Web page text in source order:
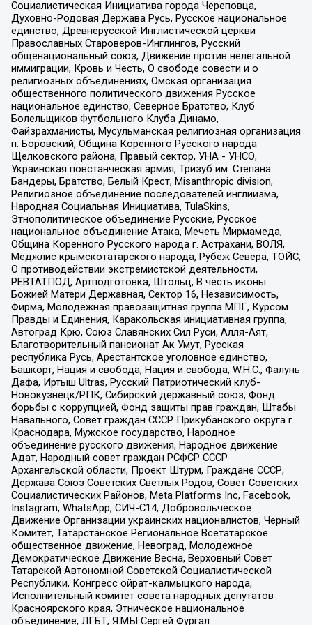
Социалистическая Инициатива города Череповца,
Духовно-Родовая Держава Русь, Русское национальное
единство, Древнерусской Инглистической церкви
Православных Староверов-Инглингов, Русский
общенациональный союз, Движение против нелегальной
иммиграции, Кровь и Честь, О свободе совести и о
религиозных объединениях, Омская организация
общественного политического движения Русское
национальное единство, Северное Братство, Клуб
Болельщиков Футбольного Клуба Динамо,
Файзрахманисты, Мусульманская религиозная организация
п. Боровский, Община Коренного Русского народа
Щелковского района, Правый сектор, УНА - УНСО,
Украинская повстанческая армия, Тризуб им. Степана
Бандеры, Братство, Белый Крест, Misanthropic division,
Религиозное объединение последователей инглиизма,
Народная Социальная Инициатива, TulaSkins,
Этнополитическое объединение Русские, Русское
национальное объединение Атака, Мечеть Мирмамеда,
Община Коренного Русского народа г. Астрахани, ВОЛЯ,
Меджлис крымскотатарского народа, Рубеж Севера, ТОЙС,
О противодействии экстремистской деятельности,
РЕВТАТПОД, Артподготовка, Штольц, В честь иконы
Божией Матери Державная, Сектор 16, Независимость,
Фирма, Молодежная правозащитная группа МПГ, Курсом
Правды и Единения, Каракольская инициативная группа,
Автоград Крю, Союз Славянских Сил Руси, Алля-Аят,
Благотворительный пансионат Ак Умут, Русская
республика Русь, Арестантское уголовное единство,
Башкорт, Нация и свобода, Нация и свобода, W.H.С., Фалунь
Дафа, Иртыш Ultras, Русский Патриотический клуб-
Новокузнецк/РПК, Сибирский державный союз, Фонд
борьбы с коррупцией, Фонд защиты прав граждан, Штабы
Навального, Совет граждан СССР Прикубанского округа г.
Краснодара, Мужское государство, Народное
объединение русского движения, Народное движение
Адат, Народный совет граждан РСФСР СССР
Архангельской области, Проект Штурм, Граждане СССР,
Держава Союз Советских Светлых Родов, Совет Советских
Социалистических Районов, Meta Platforms Inc, Facebook,
Instagram, WhatsApp, СИЧ-С14, Добровольческое
Движение Организации украинских националистов, Черный
Комитет, Татарстанское Региональное Всетатарское
общественное движение, Невоград, Молодежное
Демократическое Движение Весна, Верховный Совет
Татарской Автономной Советской Социалистической
Республики, Конгресс ойрат-калмыцкого народа,
Исполнительный комитет совета народных депутатов
Красноярского края, Этническое национальное
объединение, ЛГБТ, Я.МЫ Сергей Фургал